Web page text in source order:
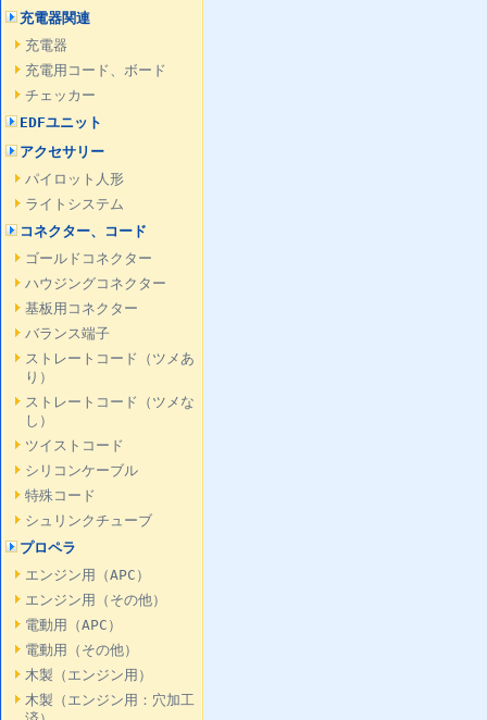
充電器関連
充電器
充電用コード、ボード
チェッカー
EDFユニット
アクセサリー
パイロット人形
ライトシステム
コネクター、コード
ゴールドコネクター
ハウジングコネクター
基板用コネクター
バランス端子
ストレートコード（ツメあ
り）
ストレートコード（ツメな
し）
ツイストコード
シリコンケーブル
特殊コード
シュリンクチューブ
プロペラ
エンジン用（APC）
エンジン用（その他）
電動用（APC）
電動用（その他）
木製（エンジン用）
木製（エンジン用：穴加工